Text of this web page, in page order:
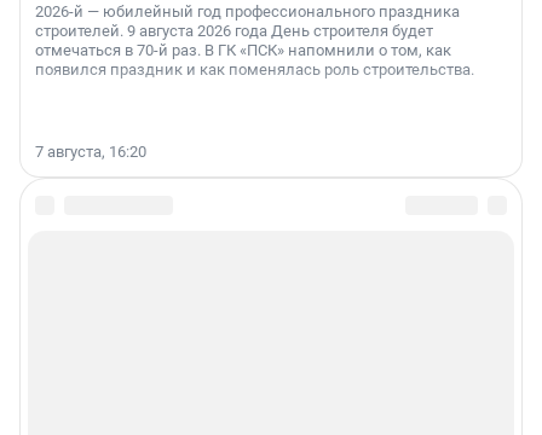
2026-й — юбилейный год профессионального праздника
строителей. 9 августа 2026 года День строителя будет
отмечаться в 70-й раз. В ГК «ПСК» напомнили о том, как
появился праздник и как поменялась роль строительства.
7 августа, 16:20